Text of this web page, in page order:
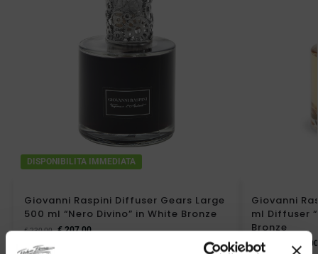
DISPONIBILITA IMMEDIATA
Giovanni Raspini Diffuser Gears Large
500 ml “Nero Divino” in White Bronze
€230,00 €207,00
Giovanni
ml Diffuser
Bronze
€230,00 207,00